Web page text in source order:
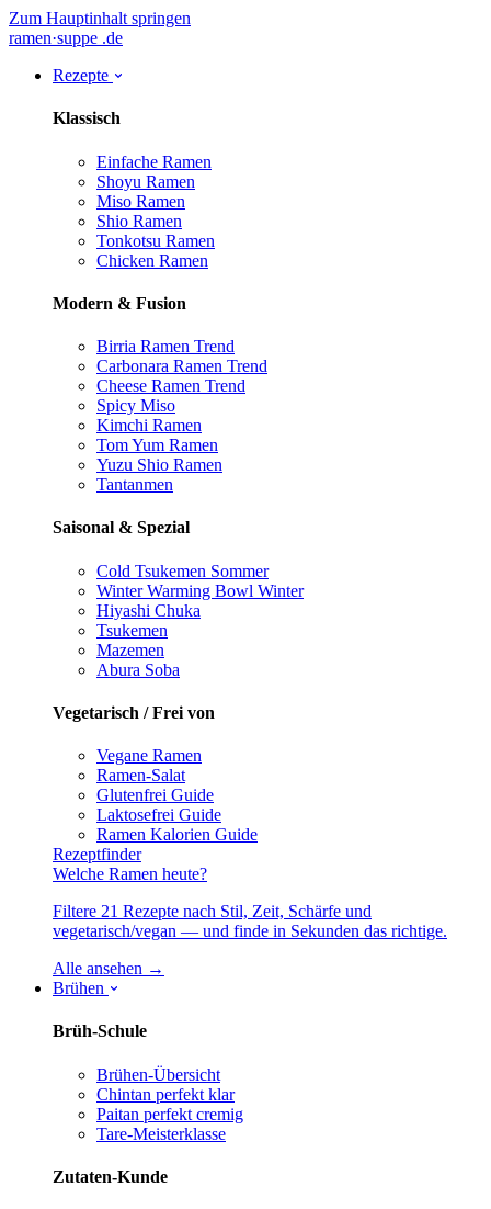
Zum Hauptinhalt springen
ramen·suppe .de
Rezepte
Klassisch
Einfache Ramen
Shoyu Ramen
Miso Ramen
Shio Ramen
Tonkotsu Ramen
Chicken Ramen
Modern & Fusion
Birria Ramen Trend
Carbonara Ramen Trend
Cheese Ramen Trend
Spicy Miso
Kimchi Ramen
Tom Yum Ramen
Yuzu Shio Ramen
Tantanmen
Saisonal & Spezial
Cold Tsukemen Sommer
Winter Warming Bowl Winter
Hiyashi Chuka
Tsukemen
Mazemen
Abura Soba
Vegetarisch / Frei von
Vegane Ramen
Ramen-Salat
Glutenfrei Guide
Laktosefrei Guide
Ramen Kalorien Guide
Rezeptfinder
Welche Ramen heute?
Filtere 21 Rezepte nach Stil, Zeit, Schärfe und
vegetarisch/vegan — und finde in Sekunden das richtige.
Alle ansehen →
Brühen
Brüh-Schule
Brühen-Übersicht
Chintan perfekt klar
Paitan perfekt cremig
Tare-Meisterklasse
Zutaten-Kunde